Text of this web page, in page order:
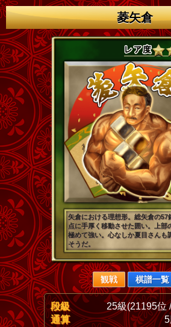
菱矢倉
矢倉における理想形。総矢倉の57
点に手厚く移動させた囲い。上部
極めて強い。心なしか夏目さんも
そうだ。
観戦 棋譜一覧
段級
25級(21195位
通算